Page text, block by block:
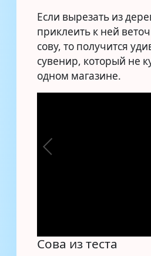
Если вырезать из
приклеить к ней
сову, то получится
сувенир, который не
одном магазине.
Сова из теста